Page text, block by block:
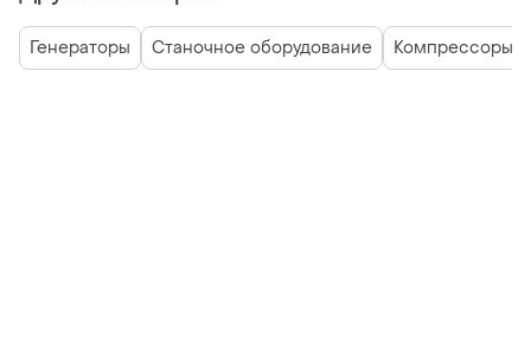
Генераторы Станочное оборудование Компрессоры